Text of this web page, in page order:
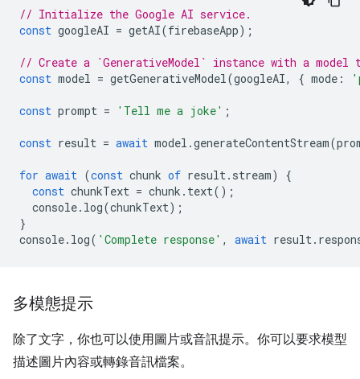
// Initialize the Google AI service.
const googleAI = getAI(firebaseApp);
// Create a `GenerativeModel` instance with a model
const model = getGenerativeModel(googleAI, { mode :
const prompt = 'Tell me a joke' ;
const result = await model .generateContentStream(
for await (const chunk of result. stream)
{
const chunkText = chunk . text();
console. log(chunkText);
}
console. log( 'Complete response' , await result.
多模態提示
除了文字，你也可以使用圖片或音訊提示。你可以要求模型
描述圖片內容或轉錄音訊檔案。